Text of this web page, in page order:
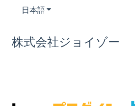
日本語翻訳のサブメニューを表示
株式会社ジョイゾー